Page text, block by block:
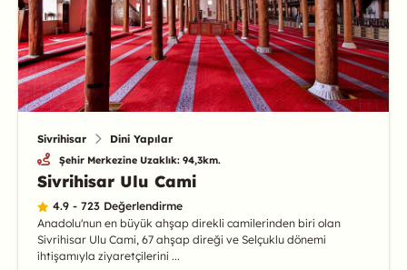
Sivrihisar Dini Yapılar
Şehir Merkezine Uzaklık: 94,3km.
Sivrihisar Ulu Cami
4.9 - 723 Değerlendirme
Anadolu'nun en büyük ahşap direkli camilerinden biri olan
Sivrihisar Ulu Cami, 67 ahşap direği ve Selçuklu dönemi
ihtişamıyla ziyaretçilerini ...